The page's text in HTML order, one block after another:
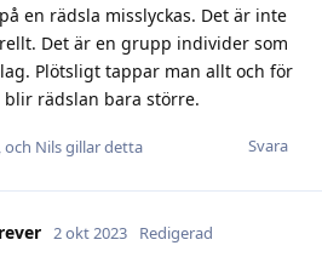
en rädsla misslyckas. Det är inte
Det är en grupp individer som
Plötsligt tappar man allt och för
rädslan bara större.
Svara
, och Nilsgillar detta
2 okt 2023 Redigerad